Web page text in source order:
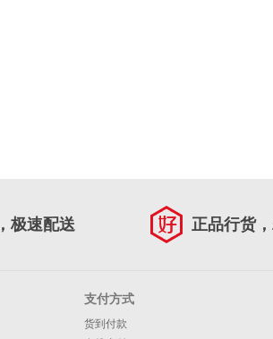
极速配送 正品行货
支付方式
货到付款